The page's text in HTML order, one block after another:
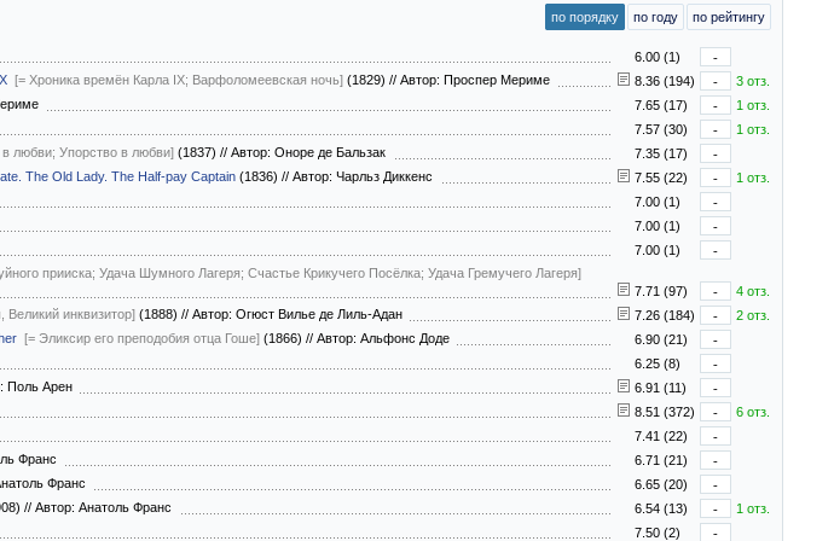
по порядку по году по рейтингу
6.00 (1)
-
[= Хроника времён Карла IX; Варфоломеевская ночь] (1829) // Автор: Проспер Мериме 8.36 (194) -
3 отз.
7.65 (17) -
1 отз.
7.57 (30) -
1 отз.
в любви; Упорство в любви] (1837) // Автор: Оноре де Бальзак 7.35 (17)
-
The Old Lady. The Half-pay Captain (1836) // Автор: Чарльз Диккенс 7.55 (22) -
1 отз.
7.00 (1)
-
7.00 (1)
-
7.00 (1)
-
прииска; Удача Шумного Лагеря; Счастье Крикучего Посёлка; Удача Гремучего Лагеря]
7.71 (97) -
4 отз.
Великий инквизитор] (1888) // Автор: Огюст Вилье де Лиль-Адан 7.26 (184) -
2 отз.
[= Эликсир его преподобия отца Гоше] (1866) // Автор: Альфонс Доде 6.90 (21)
-
6.25 (8)
-
Поль Арен 6.91 (11)
-
8.51 (372) -
6 отз.
7.41 (22)
-
Франс 6.71 (21)
-
Франс 6.65 (20)
-
// Автор: Анатоль Франс 6.54 (13) -
1 отз.
7.50 (2)
-